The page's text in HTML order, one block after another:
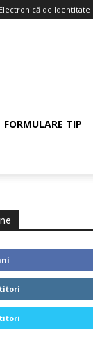
de Identitate
FORMULARE TIP